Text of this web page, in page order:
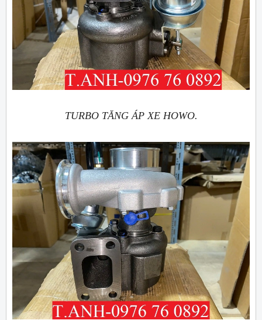
TURBO TĂNG ÁP XE HOWO.